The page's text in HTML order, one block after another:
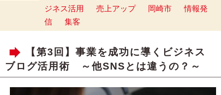
ジネス活用
売上アップ 岡崎市
情報発
信
集客
【第3回】事業を成功に導くビジネス
ブログ活用術 ～他SNSとは違うの？～